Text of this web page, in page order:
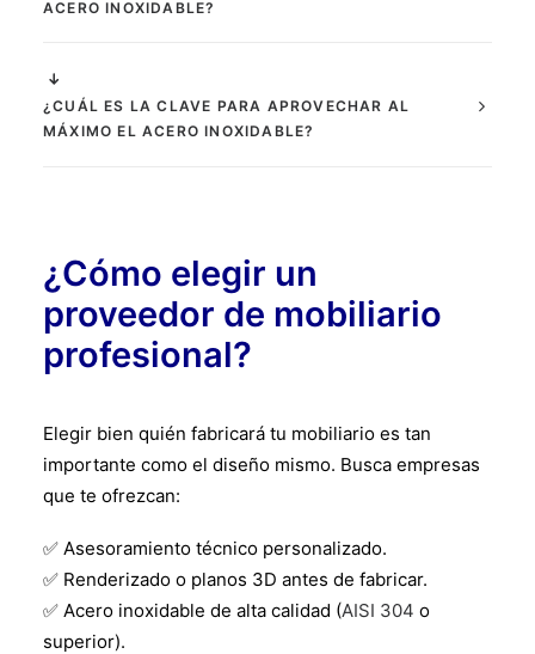
ACERO INOXIDABLE?
¿CUÁL ES LA CLAVE PARA APROVECHAR AL
MÁXIMO EL ACERO INOXIDABLE?
¿Cómo elegir un
proveedor de mobiliario
profesional?
Elegir bien quién fabricará tu mobiliario es tan
importante como el diseño mismo. Busca empresas
que te ofrezcan:
✅ Asesoramiento técnico personalizado.
✅ Renderizado o planos 3D antes de fabricar.
✅ Acero inoxidable de alta calidad (AISI 304 o
superior).